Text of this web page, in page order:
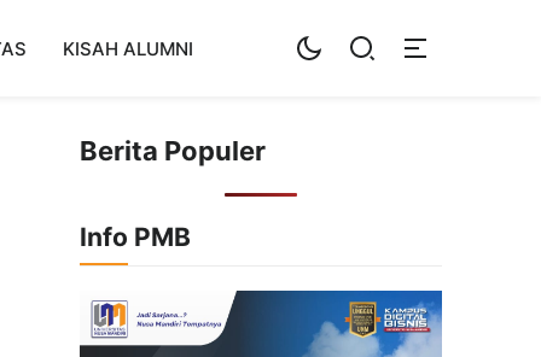
KISAH ALUMNI
Berita Populer
Info PMB